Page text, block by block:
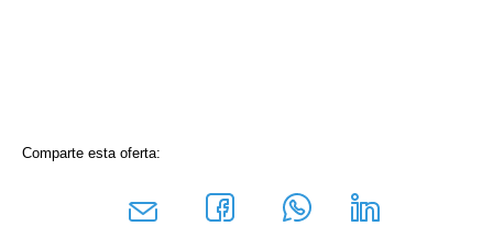
Comparte esta oferta: